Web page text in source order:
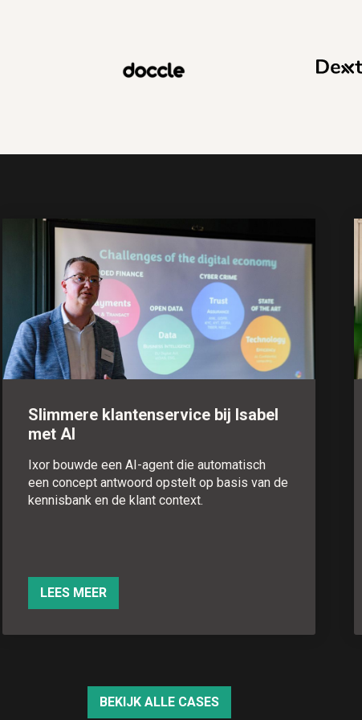
Slimmere klantenservice bij Isabel
met AI
Ixor bouwde een AI-agent die automatisch
een concept antwoord opstelt op basis van de
kennisbank en de klant context.
LEES MEER
BEKIJK ALLE CASES